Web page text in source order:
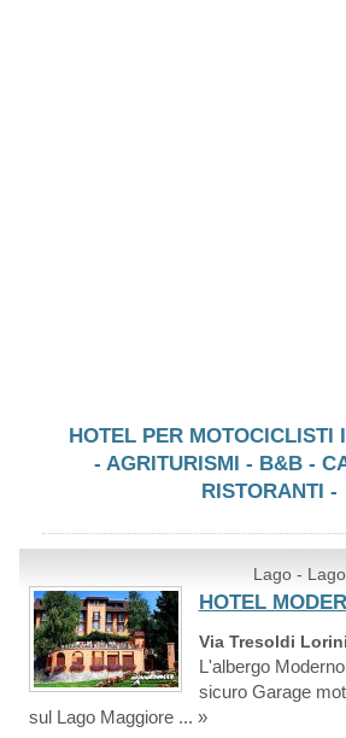
HOTEL PER MOTOCICLISTI
- AGRITURISMI - B&B -
RISTORANTI -
Lago -
HOTEL
Via Tresoldi
L'albergo
sicuro Garage
sul Lago Maggiore ... »